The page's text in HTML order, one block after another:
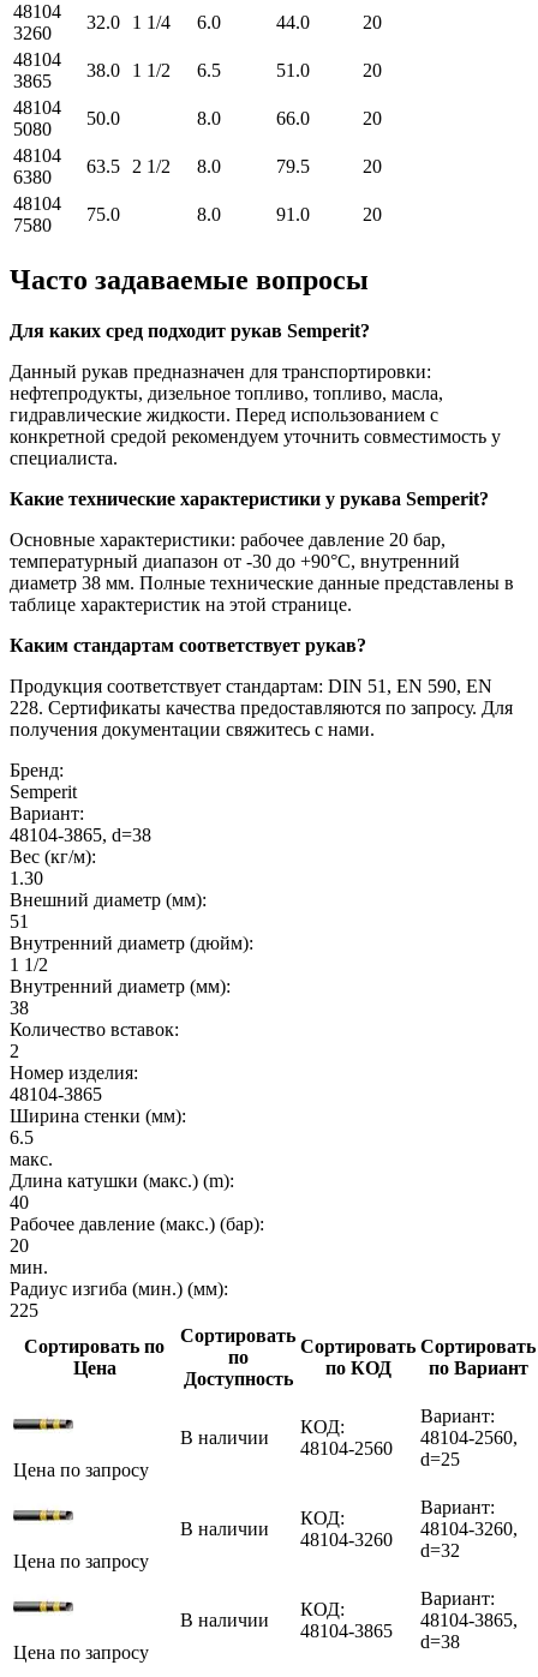
48104
3260
32.0 1 1/4 6.0 44.0 20
48104
3865
38.0 1 1/2 6.5 51.0 20
48104
5080
50.0 8.0 66.0 20
48104
6380
63.5 2 1/2 8.0 79.5 20
48104
7580
75.0 8.0 91.0 20
Часто задаваемые вопросы
Для каких сред подходит рукав Semperit?
Данный рукав предназначен для транспортировки:
нефтепродукты, дизельное топливо, топливо, масла,
гидравлические жидкости. Перед использованием с
конкретной средой рекомендуем уточнить совместимость у
специалиста.
Какие технические характеристики у рукава Semperit?
Основные характеристики: рабочее давление 20 бар,
температурный диапазон от -30 до +90°C, внутренний
диаметр 38 мм. Полные технические данные представлены в
таблице характеристик на этой странице.
Каким стандартам соответствует рукав?
Продукция соответствует стандартам: DIN 51, EN 590, EN
228. Сертификаты качества предоставляются по запросу. Для
получения документации свяжитесь с нами.
Бренд:
Semperit
Вариант:
48104-3865, d=38
Вес (кг/м):
1.30
Внешний диаметр (мм):
51
Внутренний диаметр (дюйм):
1 1/2
Внутренний диаметр (мм):
38
Количество вставок:
2
Номер изделия:
48104-3865
Ширина стенки (мм):
6.5
макс.
Длина катушки (макс.) (m):
40
Рабочее давление (макс.) (бар):
20
мин.
Радиус изгиба (мин.) (мм):
225
Сортировать по
Цена
Сортировать
по
Доступность
Сортировать
по КОД
Сортировать
по Вариант
Цена по запросу
В наличии
КОД:
48104-2560
Вариант:
48104-2560,
d=25
Цена по запросу
В наличии
КОД:
48104-3260
Вариант:
48104-3260,
d=32
Цена по запросу
В наличии
КОД:
48104-3865
Вариант:
48104-3865,
d=38